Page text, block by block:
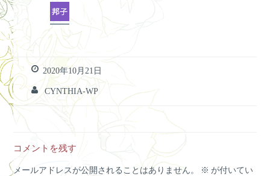
2020年10月21日
CYNTHIA-WP
コメントを残す
メールアドレスが公開されることはありません。 ※ が付いてい